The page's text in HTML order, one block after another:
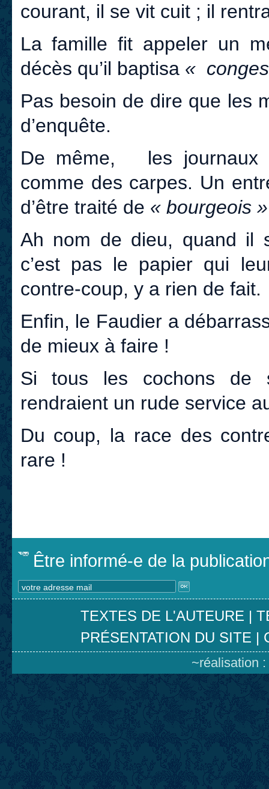
courant, il se vit cuit ; il
La famille fit appeler un
décès qu’il baptisa «
Pas besoin de dire que les
d’enquête.
De même, les journaux
comme des carpes. Un
d’être traité de « bourgeois »
Ah nom de dieu, quand il
c’est pas le papier qui
contre-coup, y a rien de fait.
Enfin, le Faudier a
de mieux à faire !
Si tous les cochons de
rendraient un rude service
Du coup, la race des
rare !
Être informé-e de la
TEXTES DE L'AUTEURE |
PRÉSENTATION DU SITE |
~réalisation